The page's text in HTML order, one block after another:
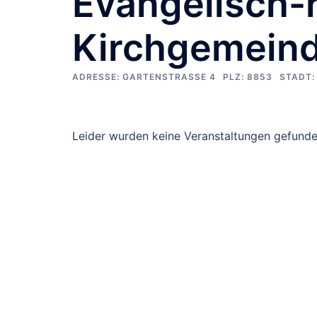
ADRESSE: GARTENSTRASSE 4 PLZ: 8853 STADT:
Leider wurden keine Veranstaltungen